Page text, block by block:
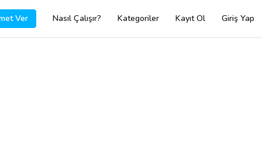
Ver Nasıl Çalışır? Kategoriler Kayıt Ol Giriş Yap